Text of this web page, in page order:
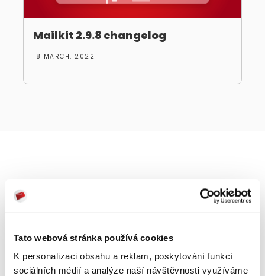
Tato webová stránka používá cookies
K personalizaci obsahu a reklam, poskytování funkcí
sociálních médií a analýze naší návštěvnosti využíváme
Mailkit 2.9.8 changelog
18 MARCH, 2022